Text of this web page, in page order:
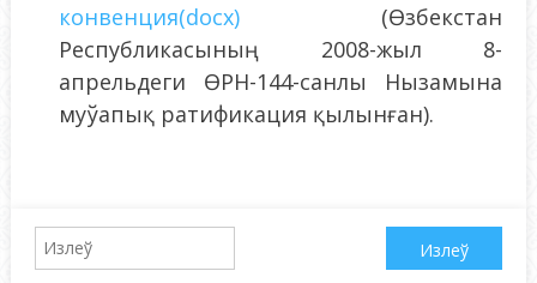
конвенция(docx)(Өзбекстан
Республикасының 2008-жыл 8-
апрельдеги ӨРН-144-санлы Нызамына
муўапық ратификация қылынған).
Qidirshish: